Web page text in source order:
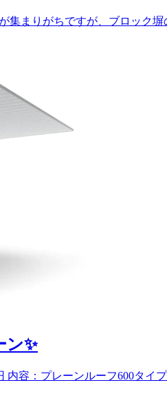
集まりがちですが、ブロック
✨
内容：プレーンルーフ600タ